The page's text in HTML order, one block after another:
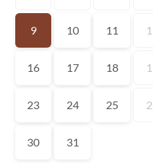
9 10 11
16 17 18
23 24 25
30 31